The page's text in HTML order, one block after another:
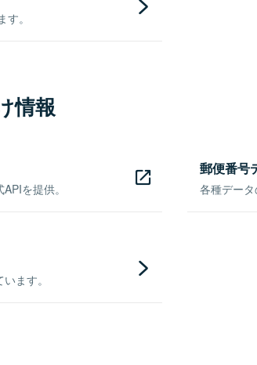
。
情報
を提供。
郵便番号
各種デー
ます。